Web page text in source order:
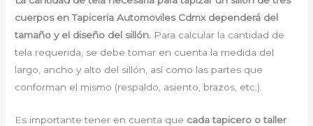
cuerpos en Tapiceria Automoviles Cdmx dependerá del
tamaño y el diseño del sillón. Para calcular la cantidad de
tela requerida, se debe tomar en cuenta la medida del
largo, ancho y alto del sillón, así como las partes que
conforman el mismo (respaldo, asiento, brazos, etc.).
Es importante tener en cuenta que cada tapicero o taller